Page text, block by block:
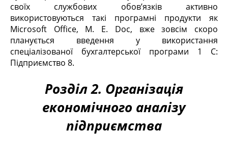
своїх службових обов’язків активно
використовуються такі програмні продукти як
Microsoft Office, M. E. Doc, вже зовсім скоро
планується введення у використання
спеціалізованої бухгалтерської програми 1 С:
Підприємство 8.
Розділ 2. Організація
економічного аналізу
підприємства